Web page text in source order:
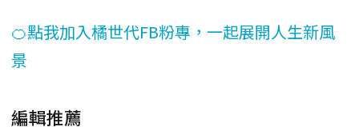
🍊點我加入橘世代FB粉專，一起展開人生新風
景
編輯推薦